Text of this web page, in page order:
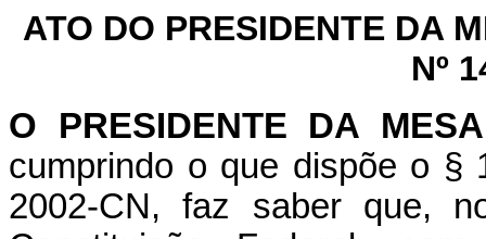
ATO DO PRESIDENTE DA
Nº
O PRESIDENTE DA
cumprindo o que dispõe o §
2002-CN, faz saber que,